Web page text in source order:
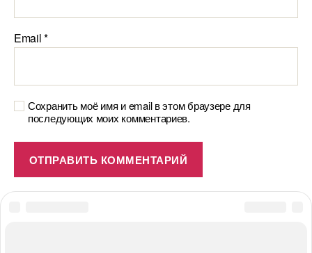
Email*
Сохранить моё имя и email в этом браузере для
последующих моих комментариев.